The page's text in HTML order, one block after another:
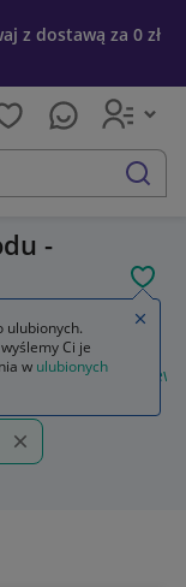
z dostawą za 0 zł
szukaj
-
plecak
ulubionych.
Ci je
w ulubionych